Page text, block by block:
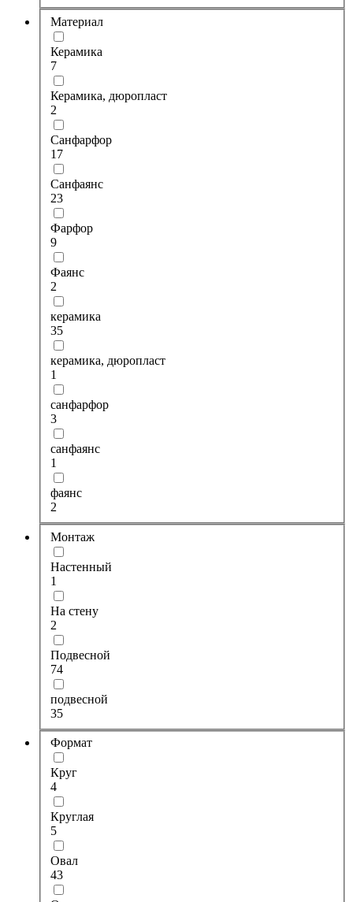
Материал
Керамика
7
Керамика, дюропласт
2
Санфарфор
17
Санфаянс
23
Фарфор
9
Фаянс
2
керамика
35
керамика, дюропласт
1
санфарфор
3
санфаянс
1
фаянс
2
Монтаж
Настенный
1
На стену
2
Подвесной
74
подвесной
35
Формат
Круг
4
Круглая
5
Овал
43